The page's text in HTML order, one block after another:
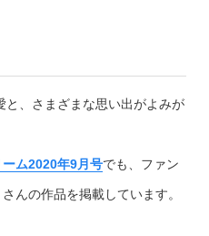
、さまざまな思い出がよみが
ム2020年9月号でも、ファン
んの作品を掲載しています。